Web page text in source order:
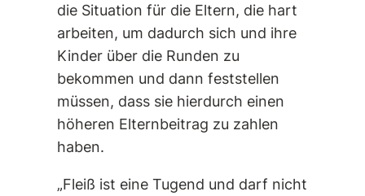
die Situation für die Eltern, die hart
arbeiten, um dadurch sich und ihre
Kinder über die Runden zu
bekommen und dann feststellen
müssen, dass sie hierdurch einen
höheren Elternbeitrag zu zahlen
haben.
„Fleiß ist eine Tugend und darf nicht